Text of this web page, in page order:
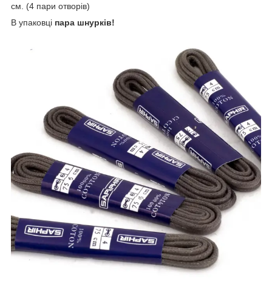
см. (4 пари отворів)
В упаковці пара шнурків!